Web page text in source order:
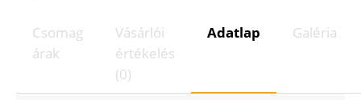
Csomag
árak
Vásárlói
értékelés
(0)
Adatlap Galéria